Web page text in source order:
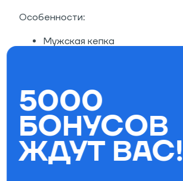
Особенности:
Мужская кепка
Вентиляционные отверстия
Принт на передней панели
Состав: 100% нейлон.
Параметры фильтра
5000
БОНУСОВ
ЖДУТ ВАС!